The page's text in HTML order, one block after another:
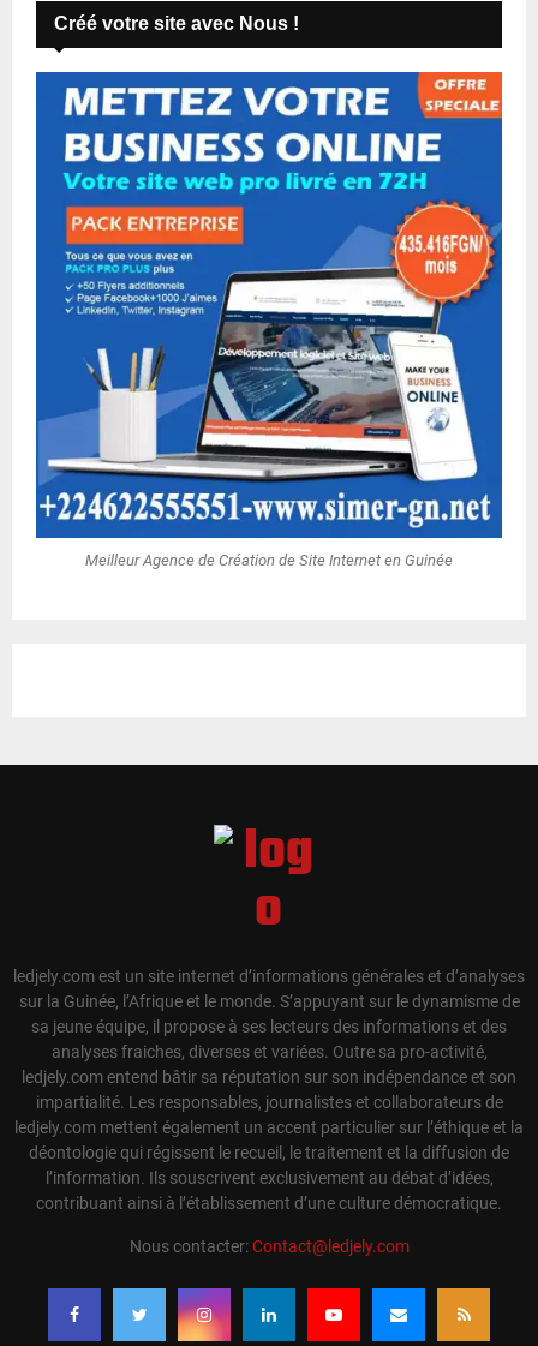
Créé votre site avec Nous !
Meilleur Agence de Création de Site Internet en Guinée
ledjely.com est un site internet d’informations générales et d’analyses
sur la Guinée, l’Afrique et le monde. S’appuyant sur le dynamisme de
sa jeune équipe, il propose à ses lecteurs des informations et des
analyses fraiches, diverses et variées. Outre sa pro-activité,
ledjely.com entend bâtir sa réputation sur son indépendance et son
impartialité. Les responsables, journalistes et collaborateurs de
ledjely.com mettent également un accent particulier sur l’éthique et la
déontologie qui régissent le recueil, le traitement et la diffusion de
l’information. Ils souscrivent exclusivement au débat d’idées,
contribuant ainsi à l’établissement d’une culture démocratique.
Nous contacter:Contact@ledjely.com